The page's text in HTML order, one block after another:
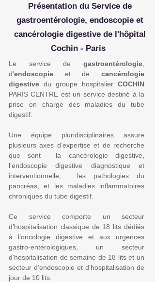
Présentation du Service de
gastroentérologie, endoscopie et
cancérologie digestive de l'hôpital
Cochin - Paris
Le service de gastroentérologie
d'endoscopie et de cancérologie
digestive du groupe hospitalier COCHIN
PARIS CENTRE est un service destiné à la
prise en charge des maladies du tube
digestif.
Une équipe pluridisciplinaires assure
plusieurs axes d’expertise et de recherche
que sont la cancérologie digestive,
l’endoscopie digestive diagnostique et
interventionnelle, les pathologies du
pancréas, et les maladies inflammatoires
chroniques du tube digestif.
Ce service comporte un secteur
d’hospitalisation classique de 18 lits dédiés
à l’oncologie digestive et aux urgences
gastro-entérologiques, un secteur
d’hospitalisation de semaine de 18 lits et un
secteur d’endoscopie et d’hospitalisation de
jour de 10 lits.